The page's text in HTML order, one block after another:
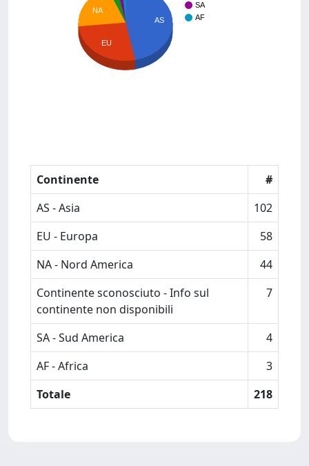
SA
AF
AS
NA
EU
Continente
#
AS - Asia
102
EU - Europa
58
NA - Nord America
44
Continente sconosciuto - Info sul
continente non disponibili
7
SA - Sud America
4
AF - Africa
3
Totale
218